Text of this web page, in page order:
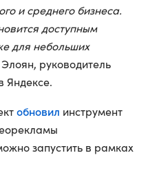
и среднего бизнеса.
доступным
для небольших
руководитель
Яндексе.
обновил инструмент
запустить в рамках